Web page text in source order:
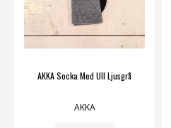
AKKA Socka Med Ull Ljusgrå
AKKA